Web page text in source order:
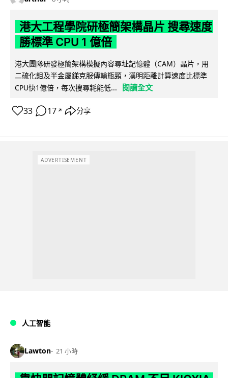
港大工程學院研極簡架構晶片 搜尋速度
勝標準 CPU 1 億倍
港大團隊研發極簡架構模擬內容尋址記憶體（CAM）晶片，用
二硫化鉬及半金屬銻克服傳輸瓶頸，漢明距離計算速度比標準
CPU快1億倍，每次搜尋耗能低...
閱讀全文
33 17 ↗ 分享
ADVERTISEMENT
人工智能
Lawton 21 小時